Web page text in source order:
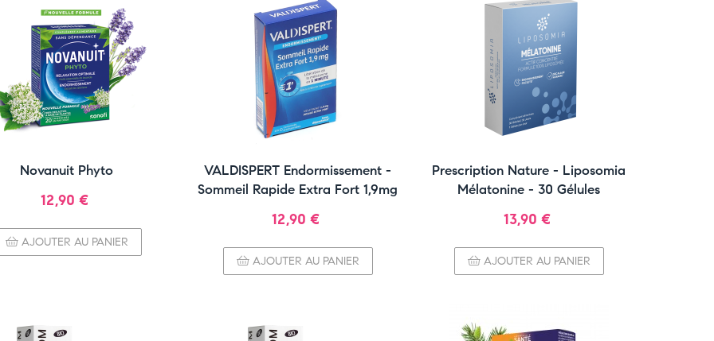
Novanuit Phyto
Prix
12,90 €
AJOUTER AU PANIER
VALDISPERT Endormissement -
Sommeil Rapide Extra Fort 1,9mg
Prix
12,90 €
AJOUTER AU PANIER
Prescription Nature - Liposomia
Mélatonine - 30 Gélules
Prix
13,90 €
AJOUTER AU PANIER